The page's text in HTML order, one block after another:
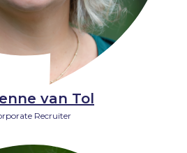
van Tol
Recruiter